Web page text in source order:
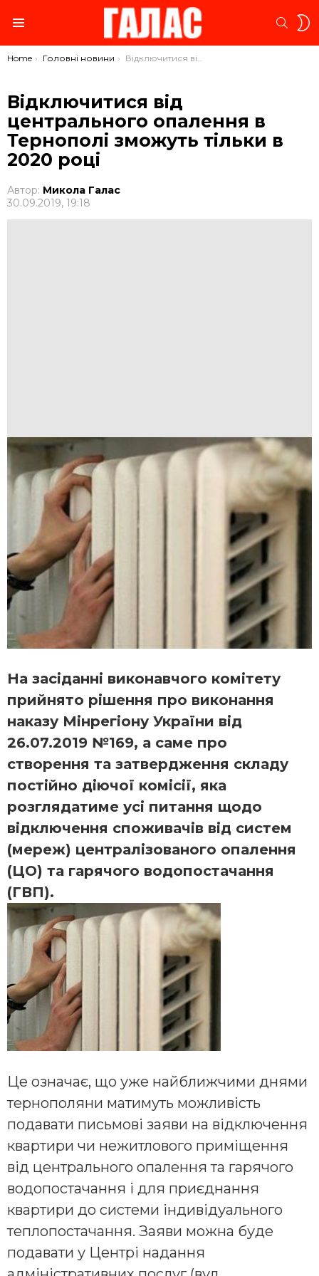
You are here:
Home Головні новини Відключитися від центрального опалення в Тернополі зможуть тільки в 2020 році
Відключитися від
центрального опалення в
Тернополі зможуть тільки в
2020 році
Автор: Микола Галас
30.09.2019, 19:18
На засіданні виконавчого комітету
прийнято рішення про виконання
наказу Мінрегіону України від
26.07.2019 №169, а саме про
створення та затвердження складу
постійно діючої комісії, яка
розглядатиме усі питання щодо
відключення споживачів від систем
(мереж) централізованого опалення
(ЦО) та гарячого водопостачання
(ГВП).
Це означає, що уже найближчими днями
тернополяни матимуть можливість
подавати письмові заяви на відключення
квартири чи нежитлового приміщення
від центрального опалення та гарячого
водопостачання і для приєднання
квартири до системи індивідуального
теплопостачання. Заяви можна буде
подавати у Центрі надання